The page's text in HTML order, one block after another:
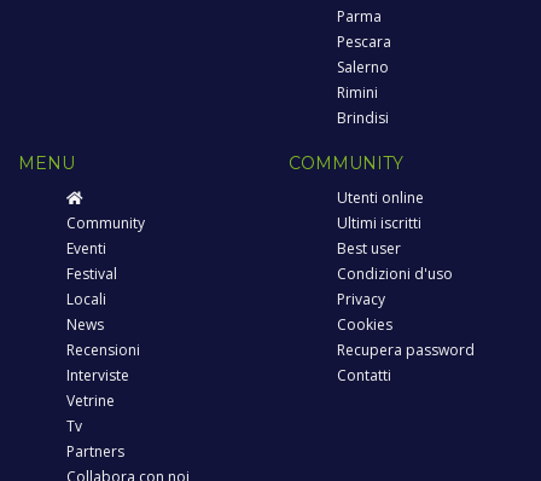
Parma
Pescara
Salerno
Rimini
Brindisi
MENU
Community
Eventi
Festival
Locali
News
Recensioni
Interviste
Vetrine
Tv
Partners
Collabora con noi
COMMUNITY
Utenti online
Ultimi iscritti
Best user
Condizioni d'uso
Privacy
Cookies
Recupera password
Contatti